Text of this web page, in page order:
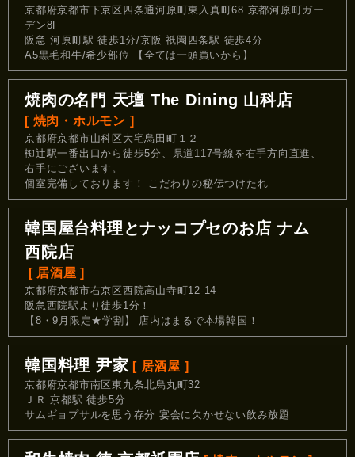
京都府京都市下京区四条通河原町東入真町68 京都河原町ガー
デン8F
阪急 河原町駅 徒歩1分/京阪 祇園四条駅 徒歩4分
A5黒毛和牛/希少部位 【全ては一頭買いから】
焼肉の名門 天壇 The Dining 山科店
[ 焼肉・ホルモン ]
京都府京都市山科区大宅烏田町１２
椥辻駅一番出口から徒歩5分、県道117号線を右手方向直進、
右手にございます。
個室完備しております！ こだわりの秘伝つけたれ
韓国屋台料理とナッコプセのお店 ナム
西院店
[ 居酒屋 ]
京都府京都市右京区西院高山寺町12-14
阪急西院駅より徒歩1分！
【8・9月限定★学割】 店内はまるで本場韓国！
韓国料理 尹家 [ 居酒屋 ]
京都府京都市南区東九条北烏丸町32
ＪＲ 京都駅 徒歩5分
サムギョプサルを思う存分 宴会に欠かせない飲み放題